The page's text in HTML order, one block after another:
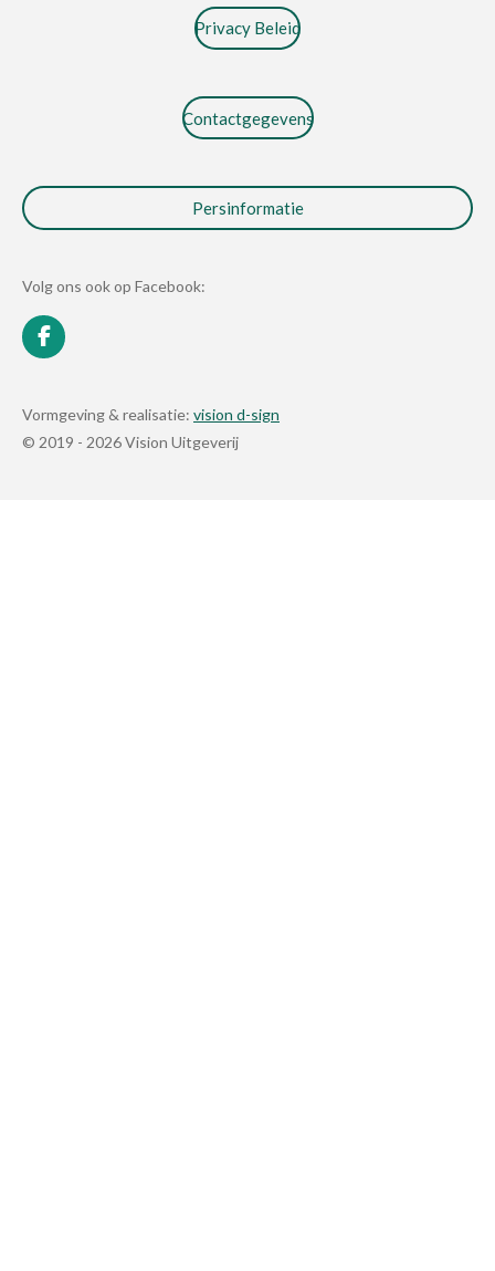
Privacy Beleid
Contactgegevens
Persinformatie
Volg ons ook op Facebook:
F
a
b
o
Vormgeving & realisatie: vision d-sign
© 2019 - 2026 Vision Uitgeverij